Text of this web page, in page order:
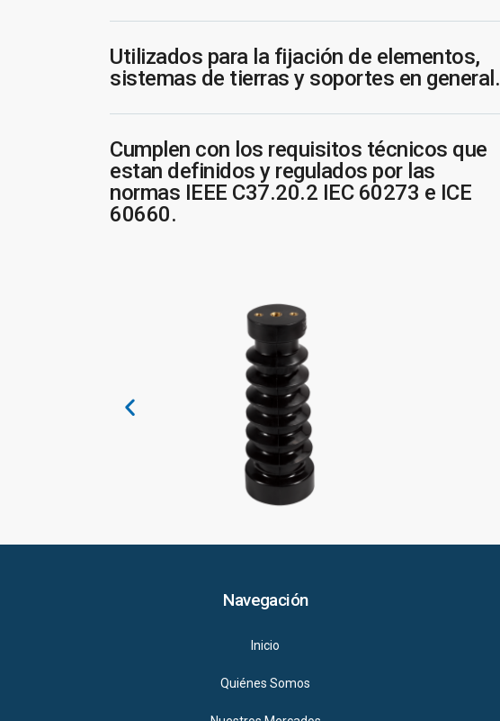
Utilizados para la fijación de elementos,
sistemas de tierras y soportes en general.
Cumplen con los requisitos técnicos que
estan definidos y regulados por las
normas IEEE C37.20.2 IEC 60273 e ICE
60660.
Navegación
Inicio
Quiénes Somos